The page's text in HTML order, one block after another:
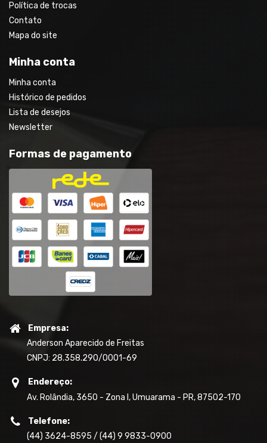
Política de trocas
Contato
Mapa do site
Minha conta
Minha conta
Histórico de pedidos
Lista de desejos
Newsletter
Formas de pagamento
Empresa:
Anderson Aparecido de Freitas
CNPJ: 28.358.290/0001-69
Endereço:
Av. Rolândia, 3650 - Zona I, Umuarama - PR, 87502-170
Telefone:
(44) 3624-8595 / (44) 9 9833-0900